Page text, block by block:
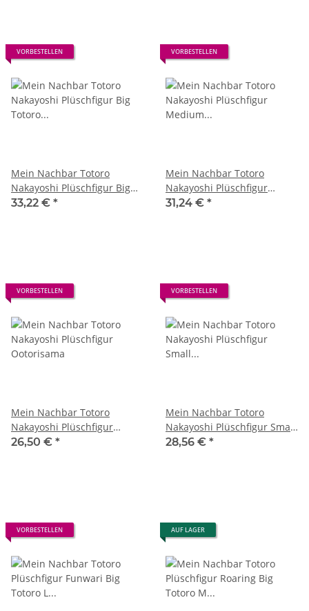
VORBESTELLEN
Mein Nachbar Totoro
Nakayoshi Plüschfigur Big
Totoro with leaf 21 cm
33,22 € *
VORBESTELLEN
Mein Nachbar Totoro
Nakayoshi Plüschfigur
Medium Totoro with leaf 20
31,24 € *
VORBESTELLEN
Mein Nachbar Totoro
Nakayoshi Plüschfigur
Ootorisama
26,50 € *
VORBESTELLEN
Mein Nachbar Totoro
Nakayoshi Plüschfigur Small
Totoro with leaf 19 cm
28,56 € *
VORBESTELLEN AUF LAGER